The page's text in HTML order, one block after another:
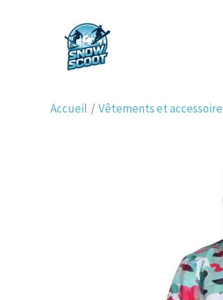
Accueil Vêtements et